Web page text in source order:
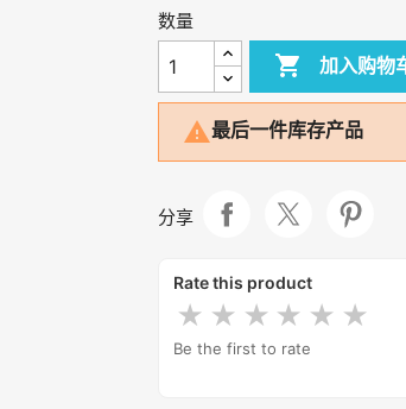
数量
 加入购物
最后一件库存产品
分享
Rate this product
★ ★ ★ ★ ★ ★
Be the first to rate